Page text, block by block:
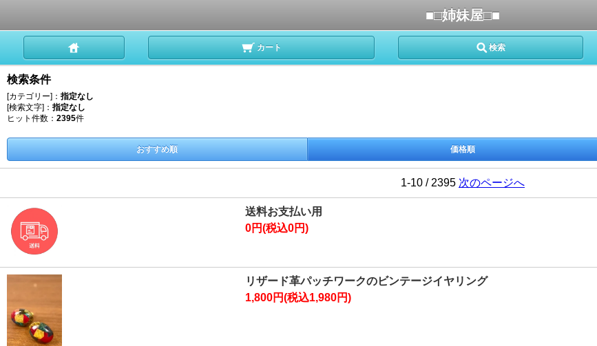
■□姉妹屋□■
カート 検索
検索条件
[カテゴリー]： 指定なし
[検索文字]： 指定なし
ヒット件数： 2395件
おすすめ順 価格順
1-10 / 2395 次のページへ
送料お支払い用
0円(税込0円)
リザード革パッチワークのビンテージイヤリング
1,800円(税込1,980円)